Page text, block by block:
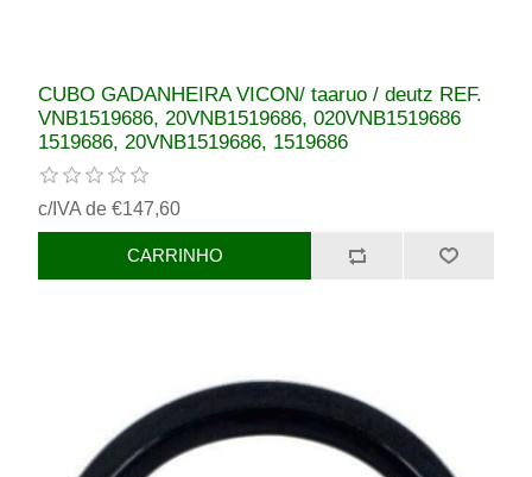
CUBO GADANHEIRA VICON/ taaruo / deutz REF.
VNB1519686, 20VNB1519686, 020VNB1519686
1519686, 20VNB1519686, 1519686
c/IVA de €147,60